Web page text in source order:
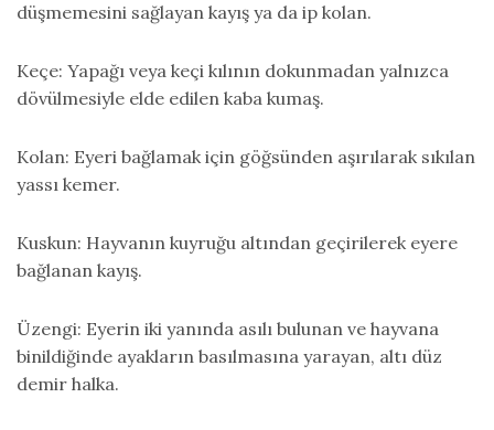
düşmemesini sağlayan kayış ya da ip kolan.
Keçe: Yapağı veya keçi kılının dokunmadan yalnızca
dövülmesiyle elde edilen kaba kumaş.
Kolan: Eyeri bağlamak için göğsünden aşırılarak sıkılan
yassı kemer.
Kuskun: Hayvanın kuyruğu altından geçirilerek eyere
bağlanan kayış.
Üzengi: Eyerin iki yanında asılı bulunan ve hayvana
binildiğinde ayakların basılmasına yarayan, altı düz
demir halka.